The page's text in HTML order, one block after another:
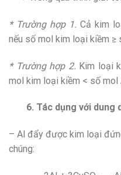
* Trường hợp 1. Cả kim
nếu số mol kim loại kiềm ≥
* Trường hợp 2. Kim loại
mol kim loại kiềm < số mol
6. Tác dụng với dung
– Al đẩy được kim loại
chúng: